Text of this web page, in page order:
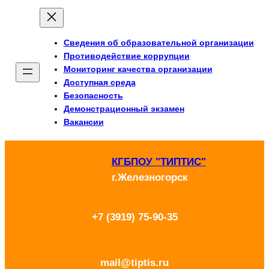
Перейти
содержимому
Сведения об образовательной организации
Противодействие коррупции
Мониторинг качества организации
Доступная среда
Безопасность
Демонстрационный экзамен
Вакансии
КГБПОУ "ТИПТИС"
г.Железногорск
+7 (3919) 75-90-35
mail@tiptis.ru